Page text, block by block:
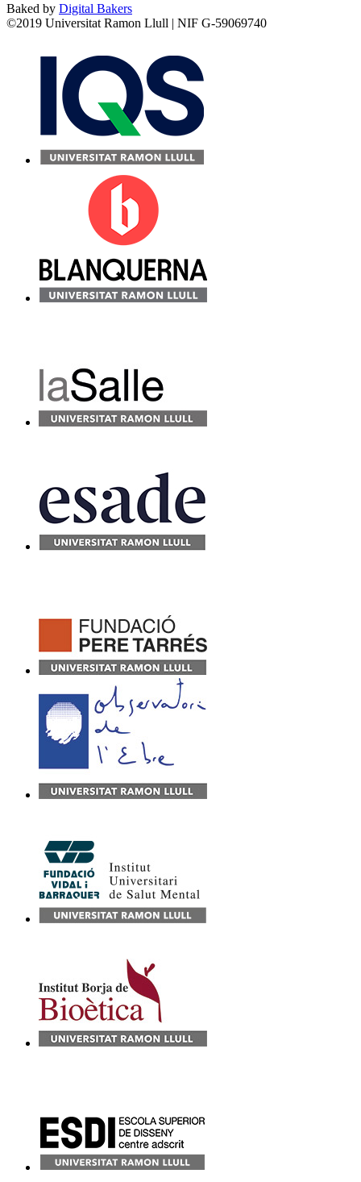
Baked by Digital Bakers
©2019 Universitat Ramon Llull | NIF G-59069740